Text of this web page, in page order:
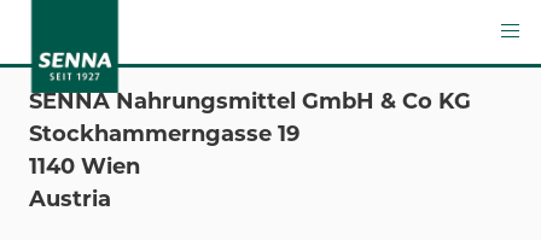
SENNA Nahrungsmittel GmbH & Co KG
Stockhammerngasse 19
1140 Wien
Austria